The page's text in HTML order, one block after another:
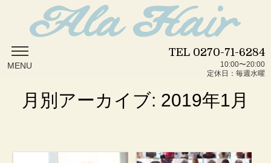
MENU
TEL 0270-71-6284
10:00〜20:00
定休日：毎週水曜
月別アーカイブ: 2019年1月